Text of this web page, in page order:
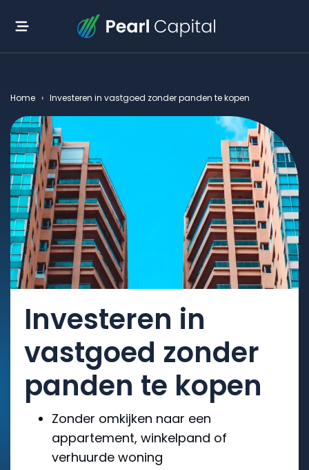
Home › Investeren in vastgoed zonder panden te kopen
Investeren in
vastgoed zonder
panden te kopen
Zonder omkijken naar een
appartement, winkelpand of
verhuurde woning